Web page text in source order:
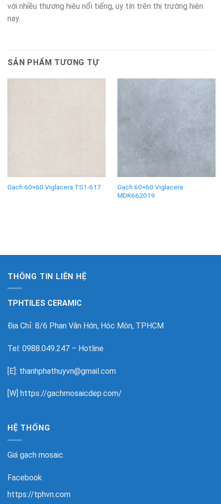
với nhiều thương hiệu nổi tiếng, uy tín trên thị trường hiện
nay.
SẢN PHẨM TƯƠNG TỰ
Gạch 60×60 Viglacera TS1-617
Gạch 60×60 Viglacera
MDK662019
THÔNG TIN LIÊN HỆ
TPHTILES CERAMIC
Địa Chỉ: 8/6 Phan Văn Hớn, Hóc Môn, TPHCM
Tel: 0988.049.247 – Hotline
[E]: thanhphathuyvn@gmail.com
[W] https://gachmosaicdep.com/
HỆ THỐNG
Giá gạch mosaic
Facebook
https://tphvn.com